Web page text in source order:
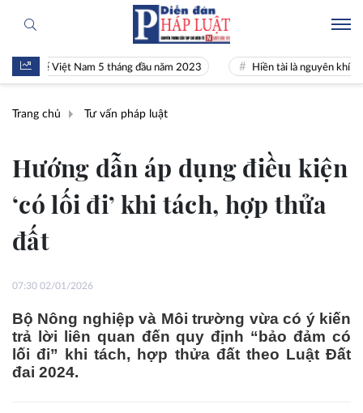
tế Việt Nam 5 tháng đầu năm 2023 Hiền tài là nguyên khí Quốc gia
Trang chủ Tư vấn pháp luật
Hướng dẫn áp dụng điều kiện
‘có lối đi’ khi tách, hợp thửa
đất
07:30 02/01/2026
Bộ Nông nghiệp và Môi trường vừa có ý kiến
trả lời liên quan đến quy định “bảo đảm có
lối đi” khi tách, hợp thửa đất theo Luật Đất
đai 2024.